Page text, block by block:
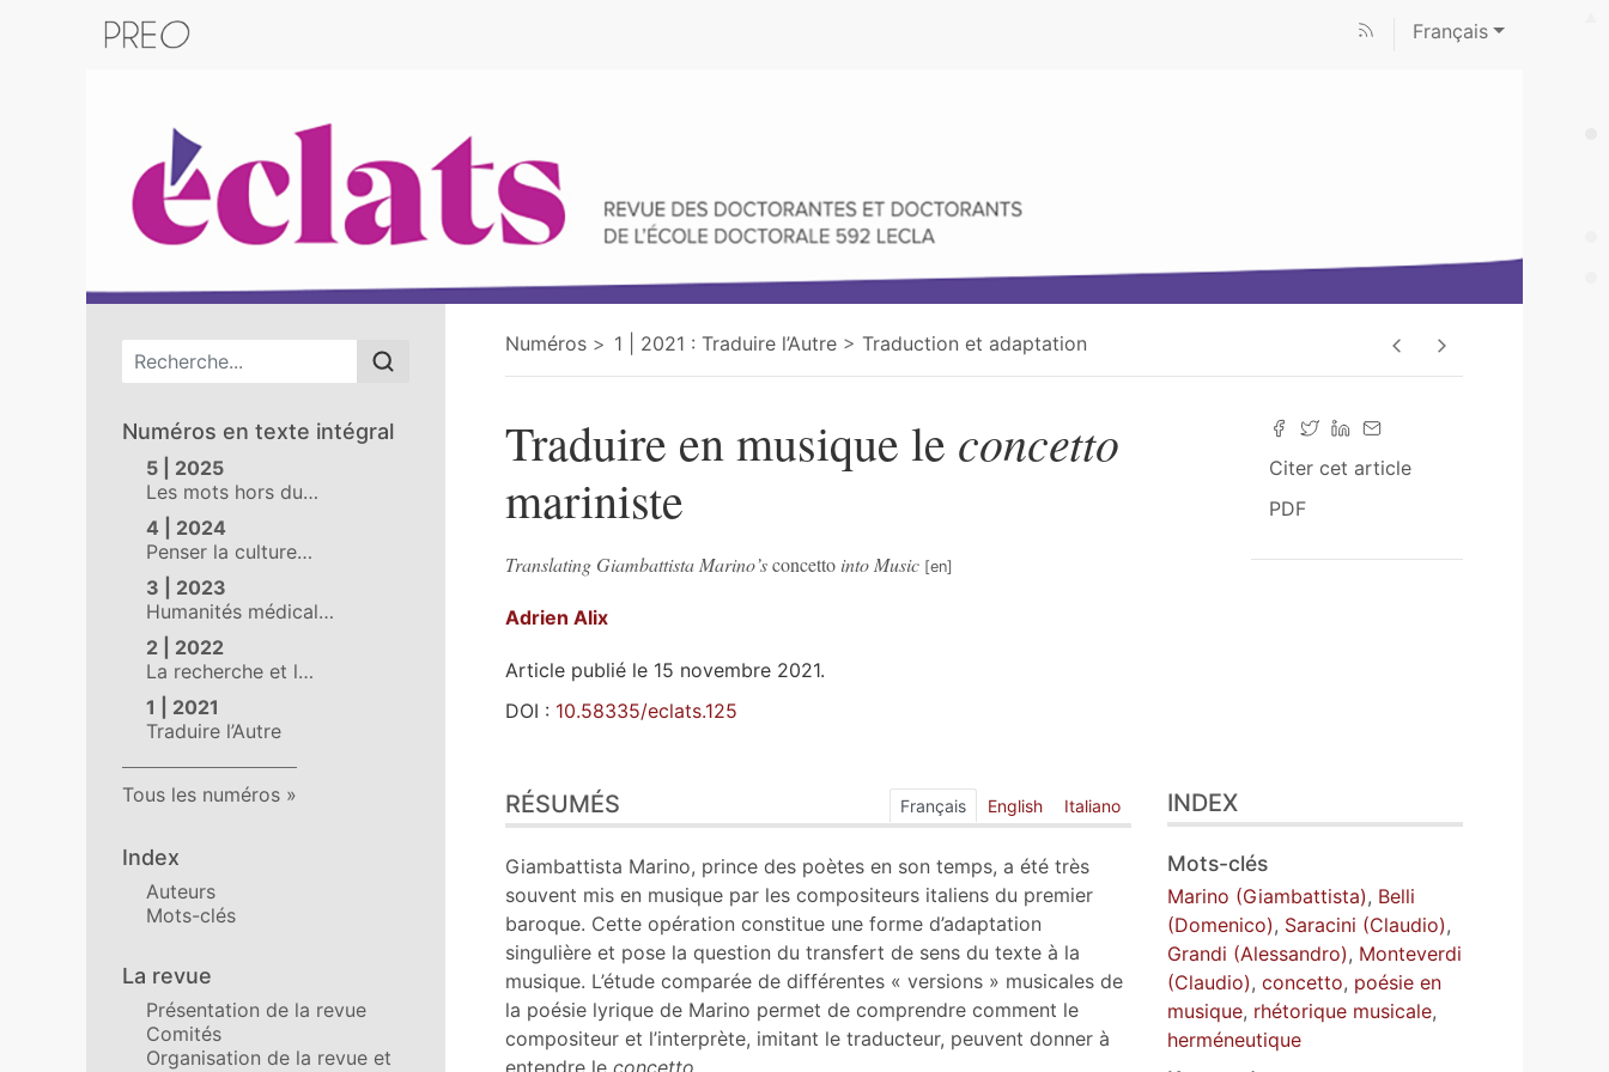
Français
Menu principal
Numéros en texte intégral
5 | 2025
Les mots hors du…
4 | 2024
Penser la culture…
3 | 2023
Humanités médical…
2 | 2022
La recherche et l…
1 | 2021
Traduire l’Autre
Tous les numéros
Index
Auteurs
Mots-clés
La revue
Présentation de la revue
Comités
Organisation de la revue et
Numéros 1 | 2021 : Traduire l’Autre Traduction et adaptation
Citer cet article
PDF
Traduire en musique le concetto
mariniste
Translating Giambattista Marino’sconcetto into Music
Adrien Alix
Article publié le 15 novembre 2021.
DOI : 10.58335/eclats.125
Index
Plan
Texte
Bibliographie
Annexe
Notes
Illustrations
Citer cet article
Auteur
RÉSUMÉS Français English Italiano
Giambattista Marino, prince des poètes en son temps, a été très
souvent mis en musique par les compositeurs italiens du premier
baroque. Cette opération constitue une forme d’adaptation
singulière et pose la question du transfert de sens du texte à la
musique. L’étude comparée de différentes « versions » musicales de
la poésie lyrique de Marino permet de comprendre comment le
compositeur et l’interprète, imitant le traducteur, peuvent donner à
entendre le concetto
INDEX
Mots-clés
Marino (Giambattista), Belli
(Domenico), Saracini (Claudio),
Grandi (Alessandro), Monteverdi
(Claudio),concetto, poésie en
musique, rhétorique musicale,
herméneutique